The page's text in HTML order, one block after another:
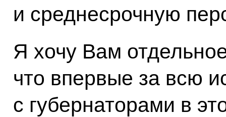
и среднесрочную
Я хочу Вам
что впервые за всю
с губернаторами в